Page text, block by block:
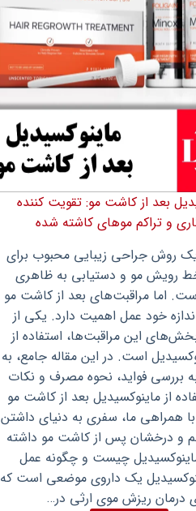
بعد از کاشت مو: تقویت کننده
و تراکم موهای کاشته شده
روش جراحی زیبایی محبوب برای
خط رویش مو و دستیابی به ظاهری
اما مراقبت‌های بعد از کاشت مو
خود عمل اهمیت دارد. یکی از
این مراقبت‌ها، استفاده از
است. در این مقاله جامع، به
بررسی فواید، نحوه مصرف و نکات
از ماینوکسیدیل بعد از کاشت مو
همراهی ما، سفری به دنیای داشتن
و درخشان پس از کاشت مو داشته
چیست و چگونه عمل
یک داروی موضعی است که
درمان ریزش موی ارثی در…